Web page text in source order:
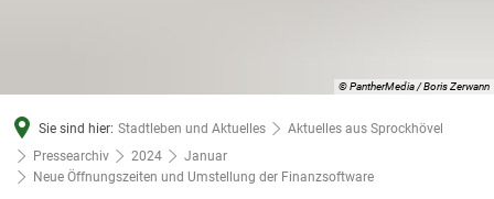
© PantherMedia / Boris Zerwann
Sie sind hier: Stadtleben und Aktuelles
Aktuelles aus Sprockhövel
Pressearchiv
2024
Januar
Neue Öffnungszeiten und Umstellung der Finanzsoftware